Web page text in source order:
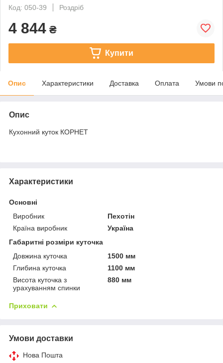
Код: 050-39
Роздріб
4 844 ₴
Купити
Опис Характеристики Доставка Оплата Умови
Опис
Кухонний куток КОРНЕТ
Характеристики
Основні
Виробник
Пехотін
Країна виробник
Україна
Габаритні розміри куточка
Довжина куточка
1500 мм
Глибина куточка
1100 мм
Висота куточка з
урахуванням спинки
880 мм
Приховати
Умови доставки
Нова Пошта